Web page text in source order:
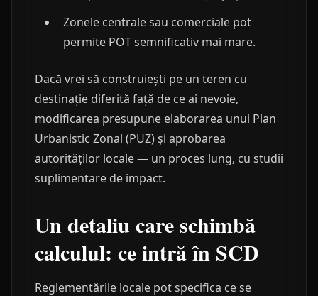
Zonele centrale sau comerciale pot
permite POT semnificativ mai mare.
Dacă vrei să construiești pe un teren cu
destinație diferită față de ce ai nevoie,
modificarea presupune elaborarea unui Plan
Urbanistic Zonal (PUZ) și aprobarea
autorităților locale — un proces lung, cu studii
suplimentare de impact.
Un detaliu care schimbă
calculul: ce intră în SCD
Reglementările locale pot specifica ce se